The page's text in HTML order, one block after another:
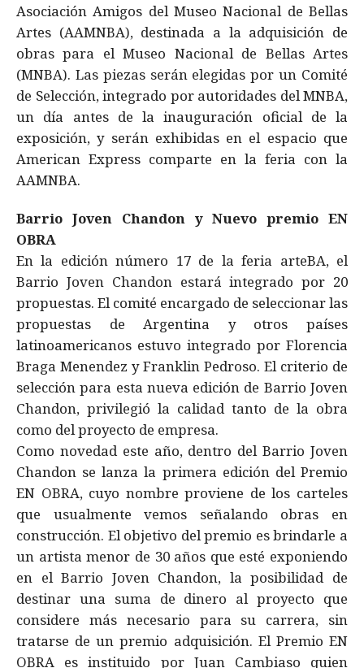
Asociación Amigos del Museo Nacional de Bellas
Artes (AAMNBA), destinada a la adquisición de
obras para el Museo Nacional de Bellas Artes
(MNBA). Las piezas serán elegidas por un Comité
de Selección, integrado por autoridades del MNBA,
un día antes de la inauguración oficial de la
exposición, y serán exhibidas en el espacio que
American Express comparte en la feria con la
AAMNBA.
Barrio Joven Chandon y Nuevo premio EN
OBRA
En la edición número 17 de la feria arteBA, el
Barrio Joven Chandon estará integrado por 20
propuestas. El comité encargado de seleccionar las
propuestas de Argentina y otros países
latinoamericanos estuvo integrado por Florencia
Braga Menendez y Franklin Pedroso. El criterio de
selección para esta nueva edición de Barrio Joven
Chandon, privilegió la calidad tanto de la obra
como del proyecto de empresa.
Como novedad este año, dentro del Barrio Joven
Chandon se lanza la primera edición del Premio
EN OBRA, cuyo nombre proviene de los carteles
que usualmente vemos señalando obras en
construcción. El objetivo del premio es brindarle a
un artista menor de 30 años que esté exponiendo
en el Barrio Joven Chandon, la posibilidad de
destinar una suma de dinero al proyecto que
considere más necesario para su carrera, sin
tratarse de un premio adquisición. El Premio EN
OBRA es instituido por Juan Cambiaso quien